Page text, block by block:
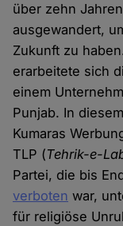
über zehn
ausgewandert,
Zukunft zu
erarbeitete sich
einem
Punjab. In
Kumaras
TLP (Tehrik-e-
Partei, die bis
verboten war,
für religiöse